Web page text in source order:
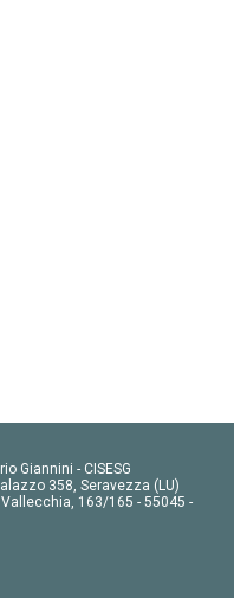
Giannini - CISESG
358, Seravezza (LU)
163/165 - 55045 -